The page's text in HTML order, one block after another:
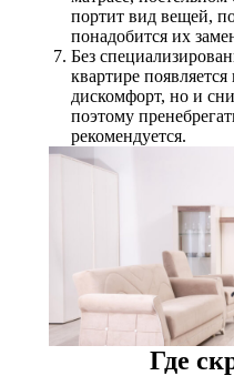
портит вид вещей,
понадобится их
Без
квартире
дискомфорт, но и
поэтому
рекомендуется.
Где